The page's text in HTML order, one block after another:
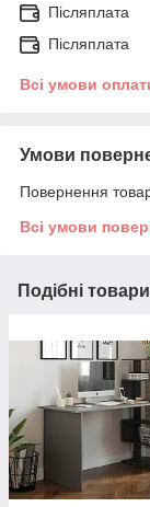
Післяплата
Післяплата
Всі умови
Умови
Повернення
Всі умови
Подібні